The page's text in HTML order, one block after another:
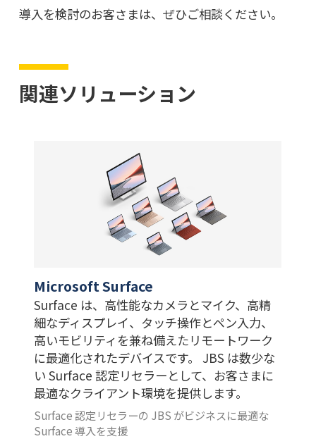
導入を検討のお客さまは、ぜひご相談ください。
関連ソリューション
Microsoft Surface
Surface は、高性能なカメラとマイク、高精
細なディスプレイ、タッチ操作とペン入力、
高いモビリティを兼ね備えたリモートワーク
に最適化されたデバイスです。 JBS は数少な
い Surface 認定リセラーとして、お客さまに
最適なクライアント環境を提供します。
Surface 認定リセラーの JBS がビジネスに最適な
Surface 導入を支援​